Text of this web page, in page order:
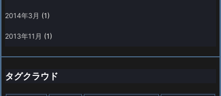
2014年3月 (1)
2013年11月 (1)
タグクラウド